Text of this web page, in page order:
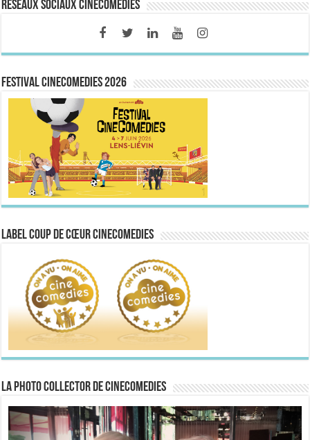
Réseaux sociaux CineComedies
FESTIVAL CINECOMEDIES 2026
Label Coup de Cœur CineComedies
La Photo collector de CineComedies